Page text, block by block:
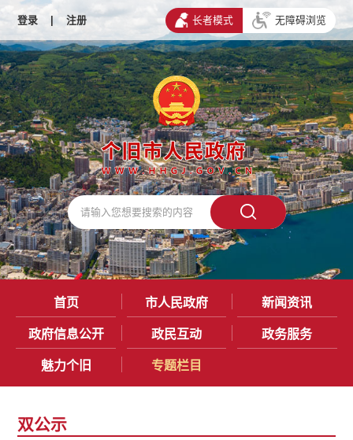
登录 | 注册 长者模式 无障碍浏览
首页 市人民政府 新闻资讯
政府信息公开 政民互动 政务服务
魅力个旧 专题栏目
双公示